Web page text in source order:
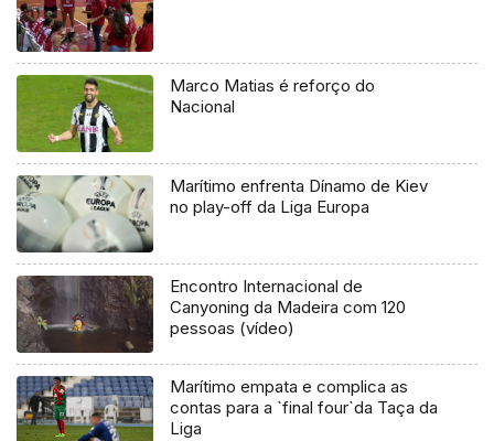
Marco Matias é reforço do
Nacional
Marítimo enfrenta Dínamo de Kiev
no play-off da Liga Europa
Encontro Internacional de
Canyoning da Madeira com 120
pessoas (vídeo)
Marítimo empata e complica as
contas para a `final four`da Taça da
Liga